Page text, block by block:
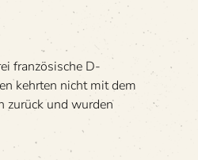
berg
Kaiserslautern
Hbf
im
Som­
mer 1958
französische D-
kehrten nicht mit dem
zurück und wurden